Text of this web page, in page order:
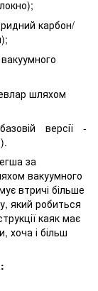
карбон/
шляхом
версії -
за
вакуумного
втричі більше
який робиться
каяк має
хоча і більш